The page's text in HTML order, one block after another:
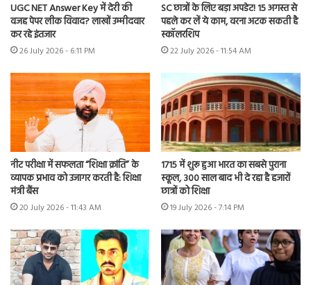
UGC NET Answer Key में देरी की
वजह पेपर लीक विवाद? लाखों उम्मीदवार
कर रहे इंतजार
26 July 2026 - 6:11 PM
SC छात्रों के लिए बड़ा अपडेट! 15 अगस्त से
पहले कर लें ये काम, वरना अटक सकती है
स्कॉलरशिप
22 July 2026 - 11:54 AM
नीट परीक्षा में सफलता “शिक्षा क्रांति” के
व्यापक प्रभाव को उजागर करती है: शिक्षा
मंत्री बैंस
20 July 2026 - 11:43 AM
1715 में शुरू हुआ भारत का सबसे पुराना
स्कूल, 300 साल बाद भी दे रहा है हजारों
छात्रों को शिक्षा
19 July 2026 - 7:14 PM